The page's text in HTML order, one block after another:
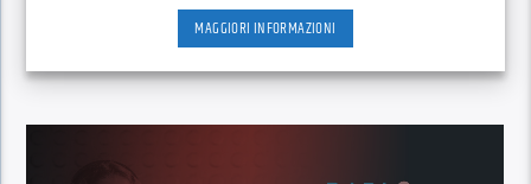
MAGGIORI INFORMAZIONI